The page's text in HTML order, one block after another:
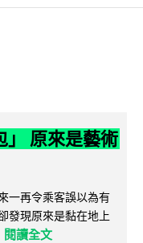
」 原來是藝術
一再令乘客誤以為有
發現原來是黏在地上
閱讀全文